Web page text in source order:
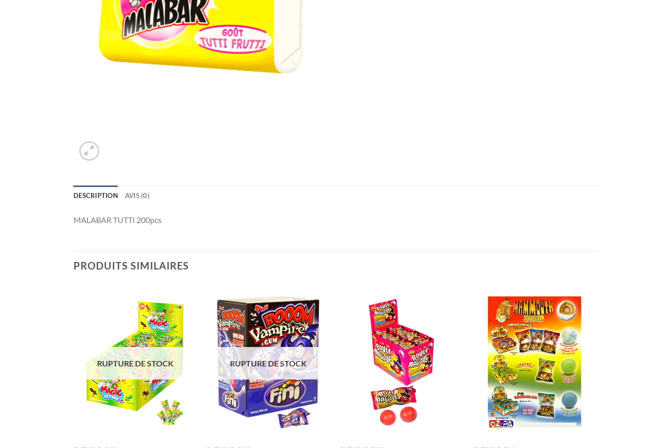
DESCRIPTION AVIS (0)
MALABAR TUTTI 200pcs
PRODUITS SIMILAIRES
Ajouter
à la liste
de
souhaits
RUPTURE DE STOCK
Ajouter
à la liste
de
souhaits
RUPTURE DE STOCK
Ajouter
à la liste
de
souhaits